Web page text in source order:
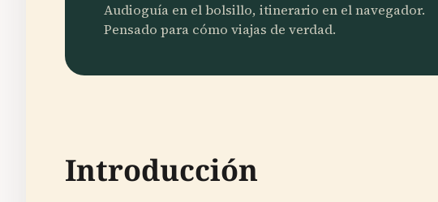
Audioguía en el bolsillo, itinerario en el navegador.
Pensado para cómo viajas de verdad.
Introducción